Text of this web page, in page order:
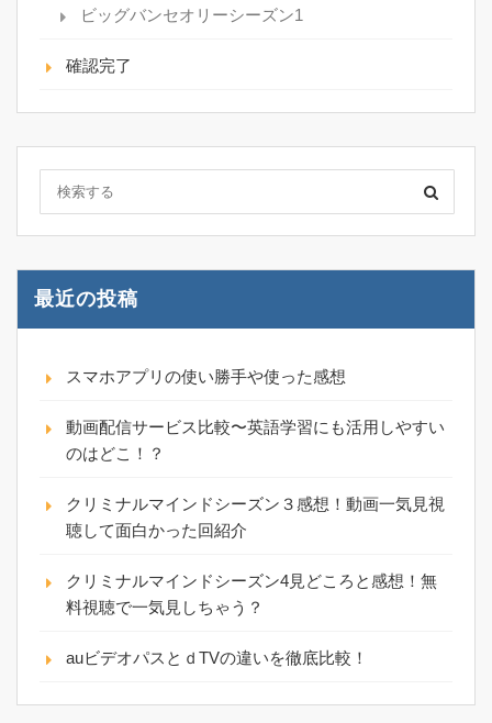
ビッグバンセオリーシーズン1
確認完了
最近の投稿
スマホアプリの使い勝手や使った感想
動画配信サービス比較〜英語学習にも活用しやすい
のはどこ！？
クリミナルマインドシーズン３感想！動画一気見視
聴して面白かった回紹介
クリミナルマインドシーズン4見どころと感想！無
料視聴で一気見しちゃう？
auビデオパスとｄTVの違いを徹底比較！